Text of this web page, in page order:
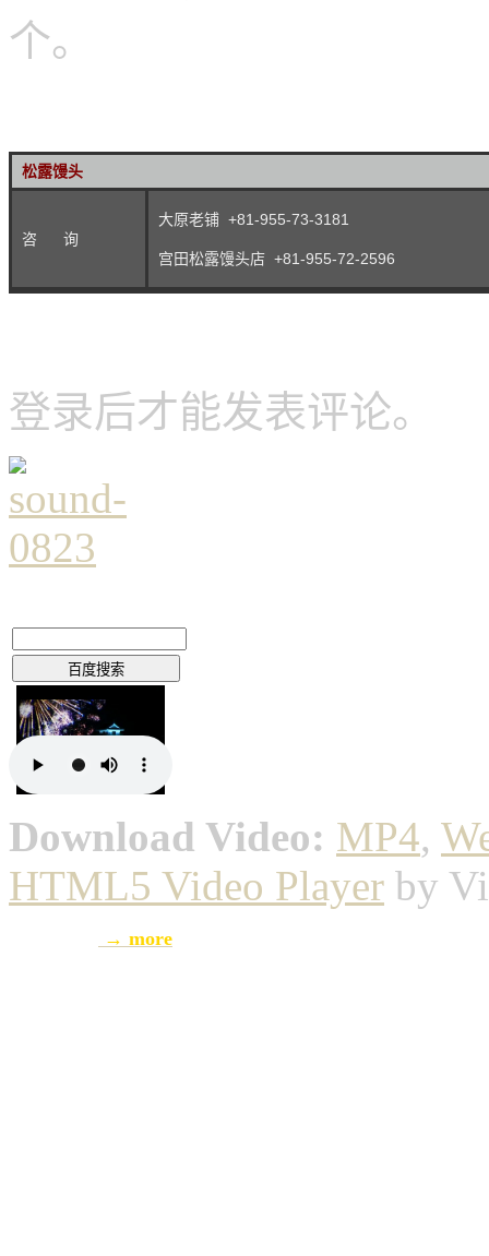
个。
松露馒头
咨 询
大原老铺 +81-955-73-3181
宫田松露馒头店 +81-955-72-2596
登录后才能发表评论。
Download Video: MP4,
HTML5 Video Player by
→ more